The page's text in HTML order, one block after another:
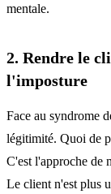
mentale.
2. Rendre le
l'imposture
Face au syndrome
légitimité. Quoi de
C'est l'approche de
Le client n'est plus